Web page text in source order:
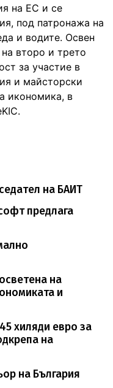
на ЕС и се
под патронажа на
и водите. Освен
на второ и трето
за участие в
и майсторски
икономика, в
на БАИТ
предлага
на
и
хиляди евро за
на
на България